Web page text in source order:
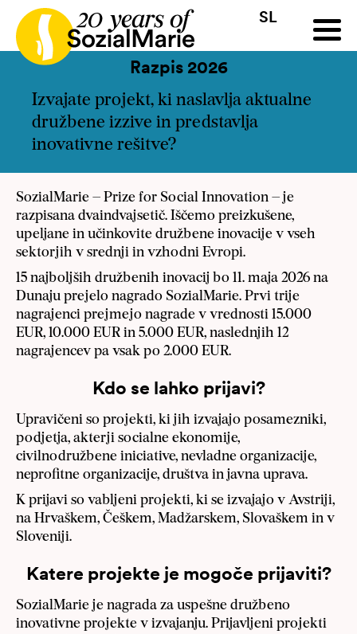
SL
HU SK SL
Razpis ProjektiNoviceMediji
Kontakt
Razpis 2026
Izvajate projekt, ki naslavlja aktualne
družbene izzive in predstavlja
inovativne rešitve?
SozialMarie – Prize for Social Innovation – je
razpisana dvaindvajsetič. Iščemo preizkušene,
upeljane in učinkovite družbene inovacije v vseh
sektorjih v srednji in vzhodni Evropi.
15 najboljših družbenih inovacij bo 11. maja 2026 na
Dunaju prejelo nagrado SozialMarie. Prvi trije
nagrajenci prejmejo nagrade v vrednosti 15.000
EUR, 10.000 EUR in 5.000 EUR, naslednjih 12
nagrajencev pa vsak po 2.000 EUR.
Kdo se lahko prijavi?
Upravičeni so projekti, ki jih izvajajo posamezniki,
podjetja, akterji socialne ekonomije,
civilnodružbene iniciative, nevladne organizacije,
neprofitne organizacije, društva in javna uprava.
K prijavi so vabljeni projekti, ki se izvajajo v Avstriji,
na Hrvaškem, Češkem, Madžarskem, Slovaškem in v
Sloveniji.
Katere projekte je mogoče prijaviti?
SozialMarie je nagrada za uspešne družbeno
inovativne projekte v izvajanju. Prijavljeni projekti